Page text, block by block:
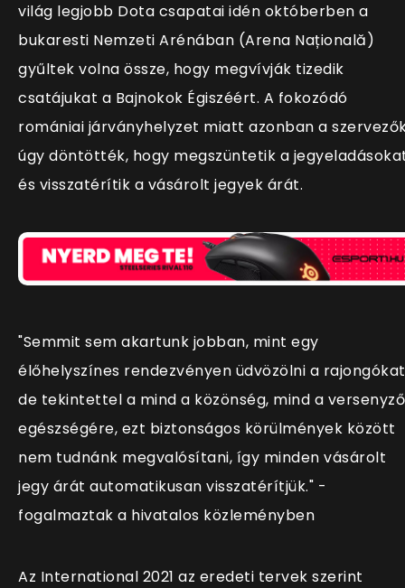
világ legjobb Dota csapatai idén októberben a
bukaresti Nemzeti Arénában (Arena Națională)
gyűltek volna össze, hogy megvívják tizedik
csatájukat a Bajnokok Égiszéért. A fokozódó
romániai járványhelyzet miatt azonban a
úgy döntötték, hogy megszüntetik a
és visszatérítik a vásárolt jegyek árát.
"Semmit sem akartunk jobban, mint egy
élőhelyszínes rendezvényen üdvözölni a
de tekintettel a mind a közönség, mind a
egészségére, ezt biztonságos körülmények között
nem tudnánk megvalósítani, így minden vásárolt
jegy árát automatikusan visszatérítjük." -
fogalmaztak a hivatalos közleményben
Az International 2021 az eredeti tervek szerint